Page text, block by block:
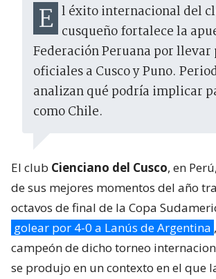
El éxito internacional del club cusqueño fortalece la
Federación Peruana por
oficiales a Cusco y Puno.
analizan qué podría implicar
como Chile.
El club Cienciano del Cusco, en
de sus mejores momentos del año
octavos de final de la Copa
golear por 4-0 a Lanús de Argentina
campeón de dicho torneo
se produjo en un contexto en el que